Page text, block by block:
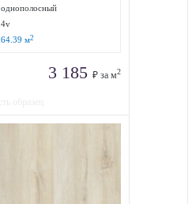
однополосный
4v
64.39 м2
3 185 ₽ за м2